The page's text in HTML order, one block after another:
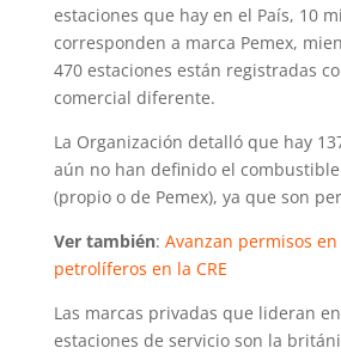
estaciones que hay en el País, 10
corresponden a marca Pemex,
470 estaciones están registradas
comercial diferente.
La Organización detalló que hay
aún no han definido el
(propio o de Pemex), ya que son
Ver también: Avanzan permisos
petrolíferos en la CRE
Las marcas privadas que lideran
estaciones de servicio son la